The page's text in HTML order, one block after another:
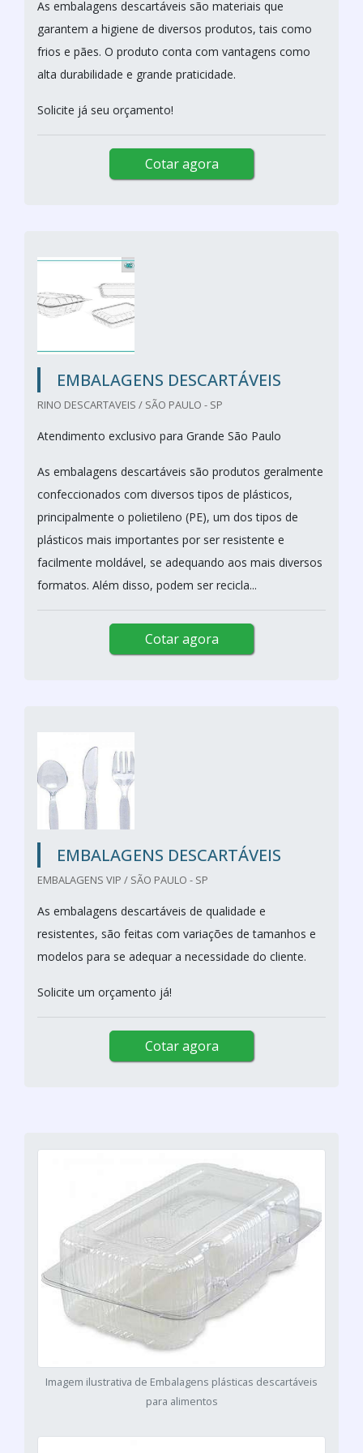
As embalagens descartáveis são materiais que
garantem a higiene de diversos produtos, tais como
frios e pães. O produto conta com vantagens como
alta durabilidade e grande praticidade.
Solicite já seu orçamento!
Cotar agora
EMBALAGENS DESCARTÁVEIS
RINO DESCARTAVEIS / SÃO PAULO - SP
Atendimento exclusivo para Grande São Paulo
As embalagens descartáveis são produtos geralmente
confeccionados com diversos tipos de plásticos,
principalmente o polietileno (PE), um dos tipos de
plásticos mais importantes por ser resistente e
facilmente moldável, se adequando aos mais diversos
formatos. Além disso, podem ser recicla...
Cotar agora
EMBALAGENS DESCARTÁVEIS
EMBALAGENS VIP / SÃO PAULO - SP
As embalagens descartáveis de qualidade e
resistentes, são feitas com variações de tamanhos e
modelos para se adequar a necessidade do cliente.
Solicite um orçamento já!
Cotar agora
Imagem ilustrativa de Embalagens plásticas descartáveis
para alimentos